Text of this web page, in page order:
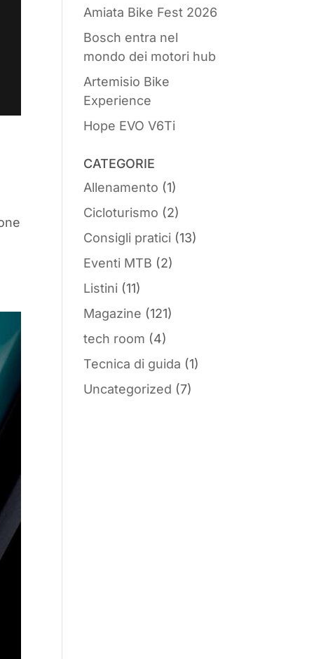
Amiata Bike Fest 2026
Bosch entra nel
mondo dei motori hub
Artemisio Bike
Experience
Hope EVO V6Ti
CATEGORIE
Allenamento (1)
Cicloturismo (2)
Consigli pratici (13)
Eventi MTB (2)
Listini (11)
Magazine (121)
tech room (4)
Tecnica di guida (1)
Uncategorized (7)